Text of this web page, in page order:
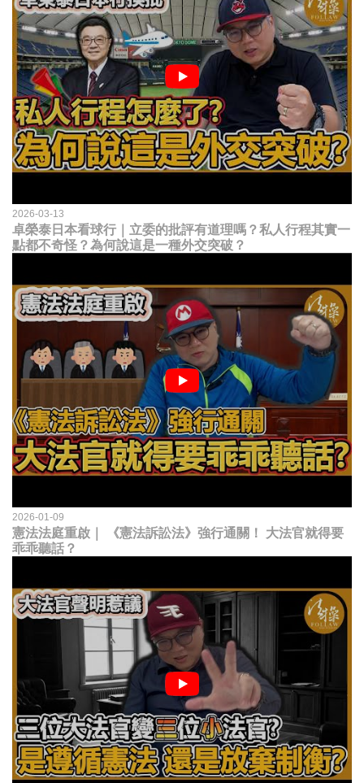
2026-03-13
卓榮泰日本看球行｜立委的批評有道理嗎？私人行程其實一
點都不奇怪？為何說這是一種外交突破？
2026-01-09
憲法法庭重啟｜ 《憲法訴訟法》強行通關！ 大法官就得要
乖乖聽話？